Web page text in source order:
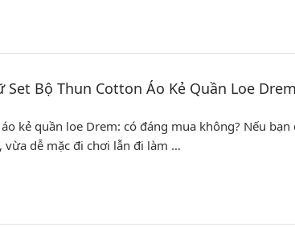
Set Bộ Thun Cotton Áo Kẻ Quần Loe
kẻ quần loe Drem: có đáng mua không? Nếu
dễ mặc đi chơi lẫn đi làm …